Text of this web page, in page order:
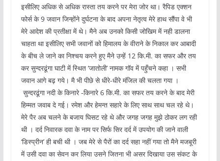
इसीलिए अधिक से अधिक रास्‍ता तय करने पर मेरा जोर था। रैपिड एक्शन
फोर्स के 9 जवान जिन्होंने दुर्घटना के बाद अपना नेतृत्व मेरे हाथ सौंपा वे भी
मेरे आदेश की प्रतीक्षा में थे। मैने अब उनको किसी जोखिम में नही डालना
चाहता था इसीलिए सभी जवानों को हिमालय के वीराने के निकाल कर आबादी
के बीच ले जाने का निश्चय करने हुए मैने उन्‍हें 12 कि.मी. का सफर और तय
कर सुन्‍दरढूंगा घाटी में स्थित ‘जातोली’ नामक गॉव में पहुँचने कहा । सभी
जवान आगे बढ़ गये। मै भी पीछे से धीरे-धीरे मंजिल की चलता गया ।
सुन्दरढूंगा नदी के किनारे -किनारे 6 कि.मी. का सफर तय करने के बाद मेरी
हिम्मत जवाब दे गई। रमेश और हेमन्त सहारे के लिए साथ साथ चल रहे थे।
मेरे पैर अब चलने के बजाय घिसट रहे थे और जगह जगह मुझे ठोकर लग रही
थी । दर्द निवारक दवा के नाम पर सिर्फ सिर दर्द में उपयोग की जाने वाली
‘डिस्प्रीन’ ही बची थी । जब मेरे से पैरों का दर्द सहा नहीं गया तो मैने मजबूरी
में उसी दवा का सेवन कर लिया उसने जितना भी असर दिखाया उस संकट के